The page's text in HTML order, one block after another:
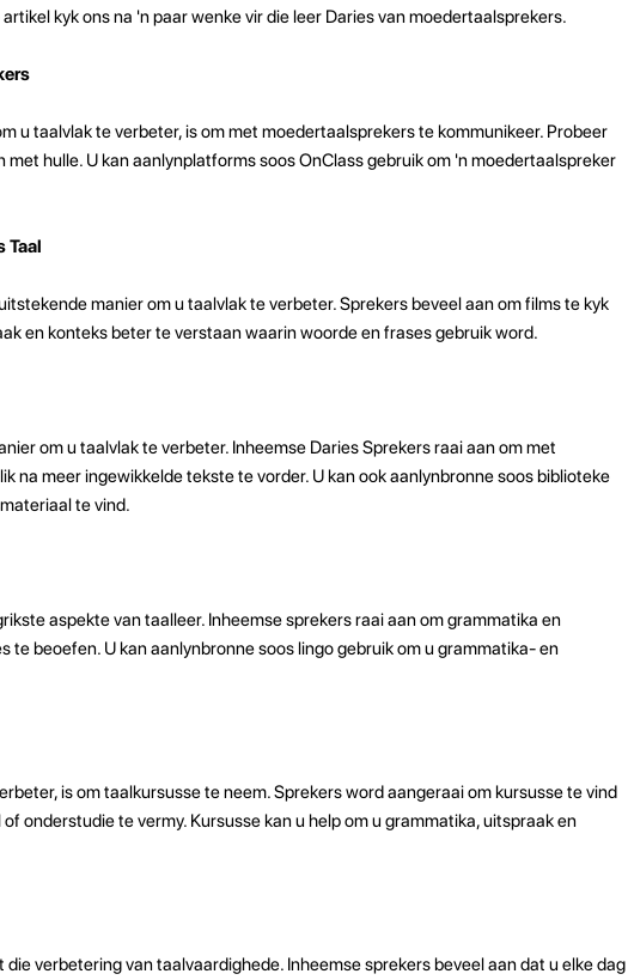
kyk ons ​​na 'n paar wenke vir die leer Daries van moedertaalsprekers.
u taalvlak te verbeter, is om met moedertaalsprekers te kommunikeer. Probeer
hulle. U kan aanlynplatforms soos OnClass gebruik om 'n moedertaalspreker
Taal
manier om u taalvlak te verbeter. Sprekers beveel aan om films te kyk
en konteks beter te verstaan ​​waarin woorde en frases gebruik word.
om u taalvlak te verbeter. Inheemse Daries Sprekers raai aan om met
na meer ingewikkelde tekste te vorder. U kan ook aanlynbronne soos biblioteke
te vind.
aspekte van taalleer. Inheemse sprekers raai aan om grammatika en
te beoefen. U kan aanlynbronne soos lingo gebruik om u grammatika- en
is om taalkursusse te neem. Sprekers word aangeraai om kursusse te vind
onderstudie te vermy. Kursusse kan u help om u grammatika, uitspraak en
verbetering van taalvaardighede. Inheemse sprekers beveel aan dat u elke dag